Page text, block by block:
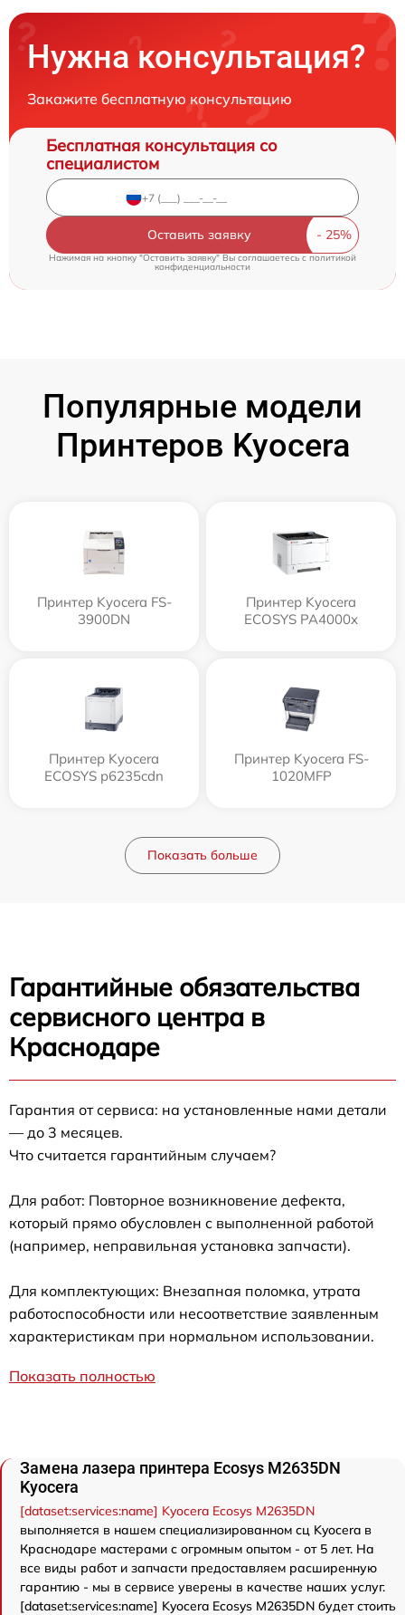
Нужна консультация?
Закажите бесплатную консультацию
Бесплатная консультация со
специалистом
Оставить заявку
Нажимая на кнопку "Оставить заявку" Вы соглашаетесь c политикой
конфиденциальности
Популярные модели
Принтеров Kyocera
Принтер Kyocera FS-
3900DN
Принтер Kyocera
ECOSYS PA4000x
Принтер Kyocera
ECOSYS p6235cdn
Принтер Kyocera FS-
1020MFP
Показать больше
Гарантийные обязательства
сервисного центра в
Краснодаре
Гарантия от сервиса: на установленные нами детали
— до 3 месяцев.
Что считается гарантийным случаем?
Для работ: Повторное возникновение дефекта,
который прямо обусловлен с выполненной работой
(например, неправильная установка запчасти).
Для комплектующих: Внезапная поломка, утрата
работоспособности или несоответствие заявленным
характеристикам при нормальном использовании.
Показать полностью
Замена лазера принтера Ecosys M2635DN
Kyocera
[dataset:services:name] Kyocera Ecosys M2635DN
выполняется в нашем специализированном сц Kyocera в
Краснодаре мастерами с огромным опытом - от 5 лет. На
все виды работ и запчасти предоставляем расширенную
гарантию - мы в сервисе уверены в качестве наших услуг.
[dataset:services:name] Kyocera Ecosys M2635DN будет стоить